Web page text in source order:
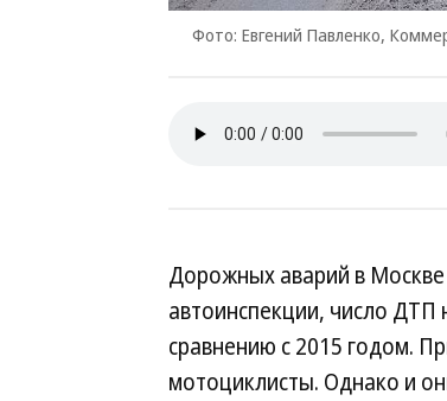
Фото: Евгений Павленко,
Дорожных аварий в
автоинспекции, число ДТП
сравнению с 2015 годом.
мотоциклисты. Однако и